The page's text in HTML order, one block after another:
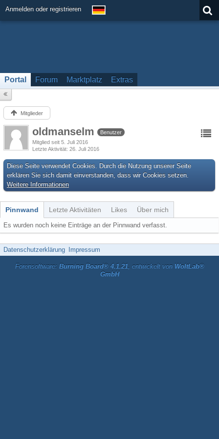
Anmelden oder registrieren
Portal Forum Marktplatz Extras
Mitglieder
oldmanselm
Benutzer
Mitglied seit 5. Juli 2016
Letzte Aktivität 26. Juli 2016
Diese Seite verwendet Cookies. Durch die Nutzung unserer Seite
erklären Sie sich damit einverstanden, dass wir Cookies setzen.
Weitere Informationen
Pinnwand Letzte Aktivitäten Likes Über mich
Es wurden noch keine Einträge an der Pinnwand verfasst.
Datenschutzerklärung Impressum
Forensoftware: Burning Board® 4.1.21, entwickelt von WoltLab®
GmbH